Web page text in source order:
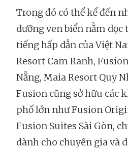
Trong đó có thể kể đến
dưỡng ven biển nằm dọc
tiếng hấp dẫn của Việt
Resort Cam Ranh,
Nẵng, Maia Resort Quy
Fusion cũng sở hữu các
phố lớn như Fusion
Fusion Suites Sài Gòn,
dành cho chuyên gia và